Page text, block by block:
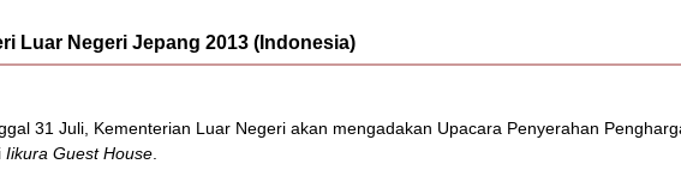
Luar Negeri Jepang 2013 (Indonesia)
31 Juli, Kementerian Luar Negeri akan mengadakan Upacara Penyerahan
Iikura Guest House.